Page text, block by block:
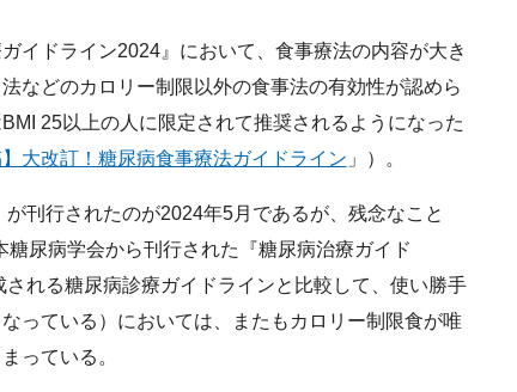
イドライン2024』において、食事療法の内容が大き
などのカロリー制限以外の食事法の有効性が認めら
25以上の人に限定されて推奨されるようになった
】大改訂！糖尿病食事療法ガイドライン 」）。
刊行されたのが2024年5月であるが、残念なこと
尿病学会から刊行された『糖尿病治療ガイド
れる糖尿病診療ガイドラインと比較して、使い勝手
っている）においては、またもカロリー制限食が唯
っている。